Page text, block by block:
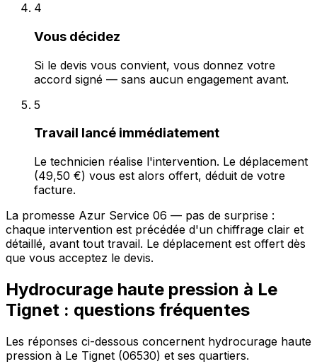
4
Vous décidez
Si le devis vous convient, vous donnez votre
accord signé — sans aucun engagement avant.
5
Travail lancé immédiatement
Le technicien réalise l'intervention. Le déplacement
(49,50 €) vous est alors offert, déduit de votre
facture.
La promesse Azur Service 06 — pas de surprise :
chaque intervention est précédée d'un chiffrage clair et
détaillé, avant tout travail. Le déplacement est offert dès
que vous acceptez le devis.
Hydrocurage haute pression à Le
Tignet : questions fréquentes
Les réponses ci-dessous concernent hydrocurage haute
pression à Le Tignet (06530) et ses quartiers.